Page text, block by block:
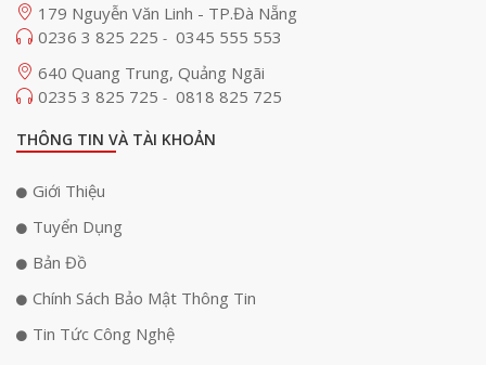
Tương thích ứng dụng Google Play, hỗ trợ điều khiển
10.000 ứng dụng trên Google Play. Người dùng có thể dễ dàng truy cập
các ứng dụng văn phòng phục vụ cho nhu cầu công việc. Việc tích hợp
nền tảng này giúp máy chiếu trở thành một thiết bị giải trí độc lập, không
cần kết nối với các thiết bị ngoại vi khác mà vẫn có thể hoạt động một
cách linh hoạt và đầy đủ tính năng.
179 Nguyễn Văn Linh - TP.Đà Nẵng
0236 3 825 225 - 0345 555 553
640 Quang Trung, Quảng Ngãi
0235 3 825 725 - 0818 825 725
THÔNG TIN VÀ TÀI KHOẢN
Giới Thiệu
Tuyển Dụng
Bản Đồ
Chính Sách Bảo Mật Thông Tin
Tin Tức Công Nghệ